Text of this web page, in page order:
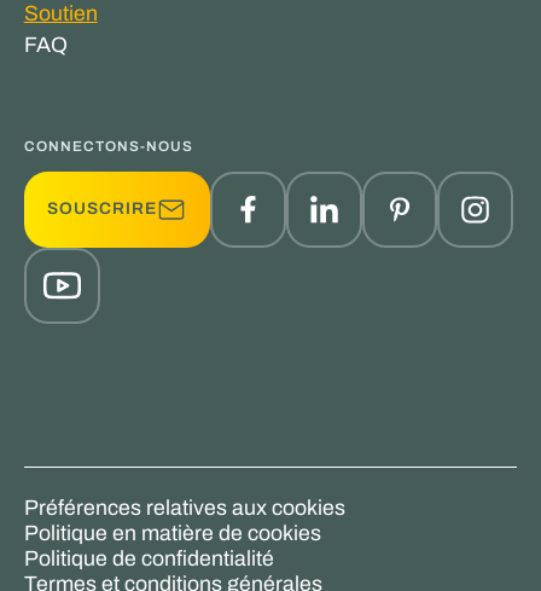
Soutien
FAQ
CONNECTONS-NOUS
SOUSCRIRE
Préférences relatives aux cookies
Politique en matière de cookies
Politique de confidentialité
Termes et conditions générales